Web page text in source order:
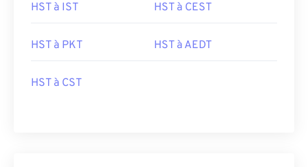
HST à IST HST à CEST
HST à PKT HST à AEDT
HST à CST